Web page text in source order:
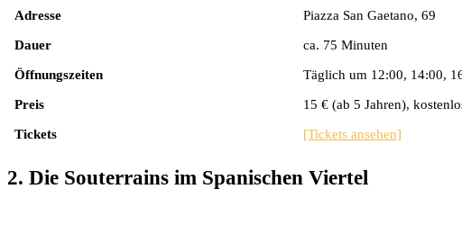
Adresse Piazza San Gaetano, 69
Dauer ca. 75 Minuten
Öffnungszeiten Täglich um 12:00, 14:00,
Preis 15 € (ab 5 Jahren),
Tickets [Tickets ansehen]
2. Die Souterrains im Spanischen Viertel